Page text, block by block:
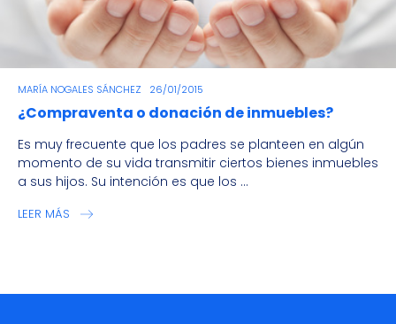
MARÍA NOGALES SÁNCHEZ 26/01/2015
¿Compraventa o donación de inmuebles?
Es muy frecuente que los padres se planteen en algún
momento de su vida transmitir ciertos bienes inmuebles
a sus hijos. Su intención es que los ...
LEER MÁS